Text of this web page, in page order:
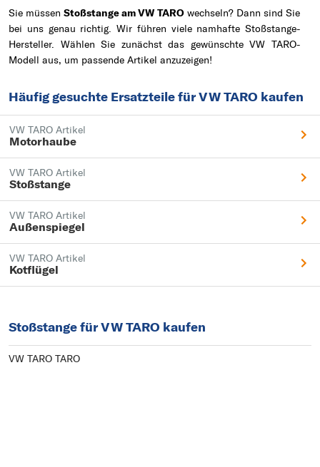
Sie müssenStoßstange am VW TAROwechseln? Dann sind Sie
bei uns genau richtig. Wir führen viele namhafte Stoßstange-
Hersteller. Wählen Sie zunächst das gewünschte VW TARO-
Modell aus, um passende Artikel anzuzeigen!
Häufig gesuchte Ersatzteile für VW TARO kaufen
VW TARO Artikel
Motorhaube
VW TARO Artikel
Stoßstange
VW TARO Artikel
Außenspiegel
VW TARO Artikel
Kotflügel
Stoßstange für VW TARO kaufen
VW TARO TARO